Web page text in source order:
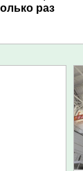
раз